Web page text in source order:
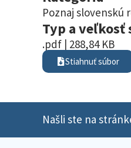
Poznaj slovenskú
Typ a veľkosť
.pdf | 288,84 KB
Stiahnuť súbor
Našli ste na